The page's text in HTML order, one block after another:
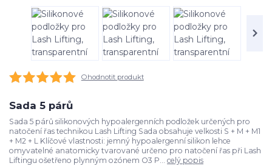
Ohodnotit produkt
Sada 5 párů
Sada 5 párů silikonových hypoalergenních podložek určených pro
natočení řas technikou Lash Lifting Sada obsahuje velkosti S + M + M1
+ M2 + L Klíčové vlastnosti: jemný hypoalergenní silikon lehce
omyvatelné anatomicky tvarované určeno pro natočení řas při Lash
Liftingu ošetřeno plynným ozónem O3 P... celý popis